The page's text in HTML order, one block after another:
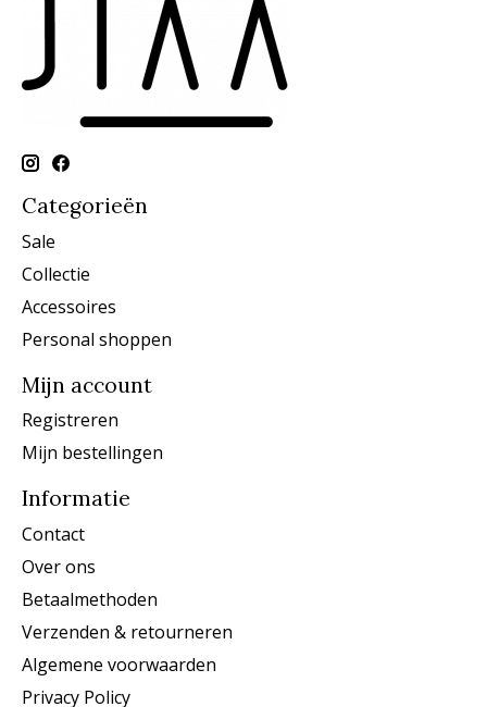
Categorieën
Sale
Collectie
Accessoires
Personal shoppen
Mijn account
Registreren
Mijn bestellingen
Informatie
Contact
Over ons
Betaalmethoden
Verzenden & retourneren
Algemene voorwaarden
Privacy Policy